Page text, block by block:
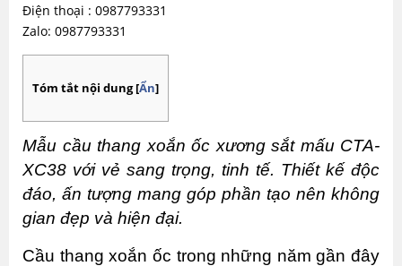
Điện thoại : 0987793331
Zalo: 0987793331
Tóm tắt nội dung[Ẩn]
Mẫu cầu thang xoắn ốc xương sắt mấu CTA-
XC38 với vẻ sang trọng, tinh tế. Thiết kế độc
đáo, ấn tượng mang góp phần tạo nên không
gian đẹp và hiện đại.
Cầu thang xoắn ốc trong những năm gần đây